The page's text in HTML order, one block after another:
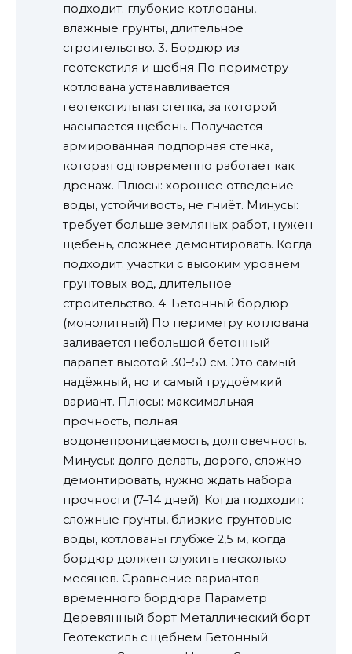
подходит: глубокие котлованы,
влажные грунты, длительное
строительство. 3. Бордюр из
геотекстиля и щебня По периметру
котлована устанавливается
геотекстильная стенка, за которой
насыпается щебень. Получается
армированная подпорная стенка,
которая одновременно работает как
дренаж. Плюсы: хорошее отведение
воды, устойчивость, не гниёт. Минусы:
требует больше земляных работ, нужен
щебень, сложнее демонтировать. Когда
подходит: участки с высоким уровнем
грунтовых вод, длительное
строительство. 4. Бетонный бордюр
(монолитный) По периметру котлована
заливается небольшой бетонный
парапет высотой 30–50 см. Это самый
надёжный, но и самый трудоёмкий
вариант. Плюсы: максимальная
прочность, полная
водонепроницаемость, долговечность.
Минусы: долго делать, дорого, сложно
демонтировать, нужно ждать набора
прочности (7–14 дней). Когда подходит:
сложные грунты, близкие грунтовые
воды, котлованы глубже 2,5 м, когда
бордюр должен служить несколько
месяцев. Сравнение вариантов
временного бордюра Параметр
Деревянный борт Металлический борт
Геотекстиль с щебнем Бетонный